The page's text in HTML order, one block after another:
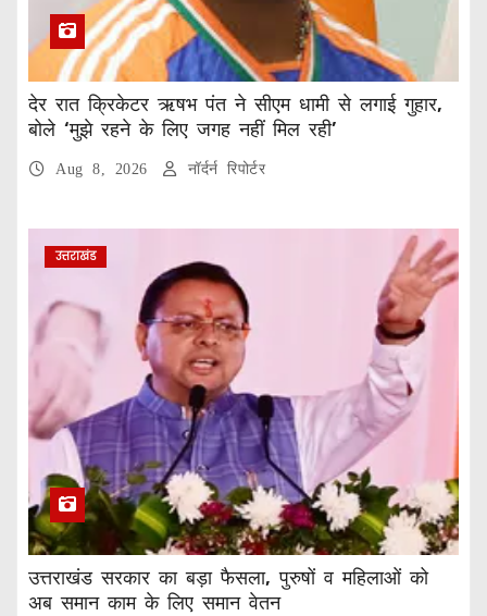
देर रात क्रिकेटर ऋषभ पंत ने सीएम धामी से लगाई गुहार,
बोले ‘मुझे रहने के लिए जगह नहीं मिल रही’
Aug 8, 2026 नॉर्दर्न रिपोर्टर
उत्तराखंड
उत्तराखंड सरकार का बड़ा फैसला, पुरुषों व महिलाओं को
अब समान काम के लिए समान वेतन